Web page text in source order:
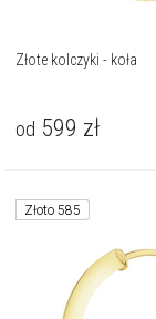
Złote kolczyki - koła
od 599 zł
Złoto 585